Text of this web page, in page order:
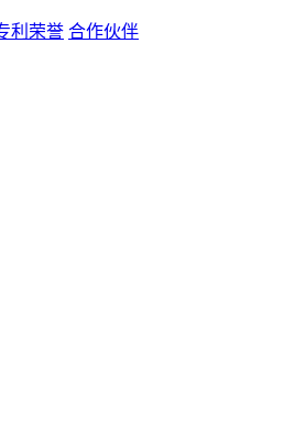
利荣誉 合作伙伴